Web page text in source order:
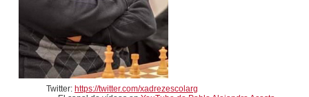
Twitter: https://twitter.com/xadrezescolarg